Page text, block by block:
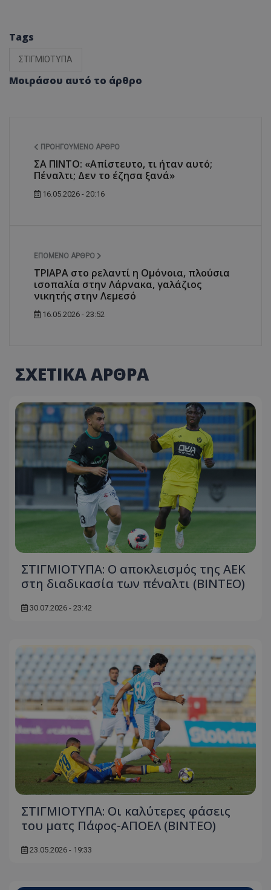
Tags
ΣΤΙΓΜΙΟΤΥΠΑ
Μοιράσου αυτό το άρθρο
ΠΡΟΗΓΟΎΜΕΝΟ ΆΡΘΡΟ
ΣΑ ΠΙΝΤΟ: «Απίστευτο, τι ήταν αυτό;
Πέναλτι; Δεν το έζησα ξανά»
16.05.2026 - 20:16
ΕΠΌΜΕΝΟ ΆΡΘΡΟ
ΤΡΙΑΡΑ στο ρελαντί η Ομόνοια, πλούσια
ισοπαλία στην Λάρνακα, γαλάζιος
νικητής στην Λεμεσό
16.05.2026 - 23:52
ΣΧΕΤΙΚΑ ΑΡΘΡΑ
ΣΤΙΓΜΙΟΤΥΠΑ: Ο αποκλεισμός της ΑΕΚ
στη διαδικασία των πέναλτι (ΒΙΝΤΕΟ)
30.07.2026 - 23:42
ΣΤΙΓΜΙΟΤΥΠΑ: Οι καλύτερες φάσεις
του ματς Πάφος-ΑΠΟΕΛ (ΒΙΝΤΕΟ)
23.05.2026 - 19:33